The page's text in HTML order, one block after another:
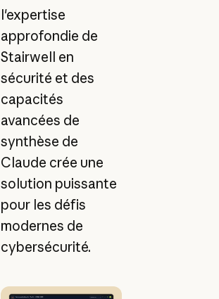
l'expertise
approfondie de
Stairwell en
sécurité et des
capacités
avancées de
synthèse de
Claude crée une
solution puissante
pour les défis
modernes de
cybersécurité.